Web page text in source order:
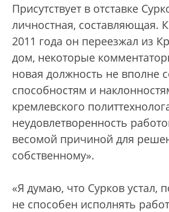
Присутствует в отставке
личностная, составляющая.
2011 года он переезжал из
дом, некоторые
новая должность не вполне
способностям и
кремлевского
неудовлетворенность
весомой причиной для
собственному».
«Я думаю, что Сурков устал,
не способен исполнять